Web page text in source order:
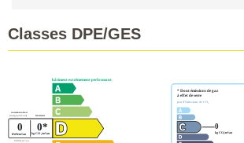
Classes DPE/GES